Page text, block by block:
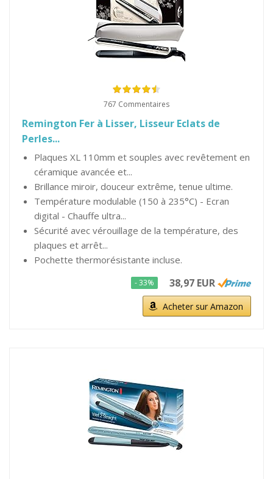
767 Commentaires
Remington Fer à Lisser, Lisseur Eclats de
Perles...
Plaques XL 110mm et souples avec revêtement en
céramique avancée et...
Brillance miroir, douceur extrême, tenue ultime.
Température modulable (150 à 235°C) - Ecran
digital - Chauffe ultra...
Sécurité avec vérouillage de la température, des
plaques et arrêt...
Pochette thermorésistante incluse.
- 33% 38,97 EUR
Acheter sur Amazon